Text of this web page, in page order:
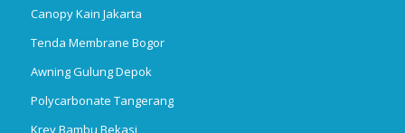
Canopy Kain Jakarta
Tenda Membrane Bogor
Awning Gulung Depok
Polycarbonate Tangerang